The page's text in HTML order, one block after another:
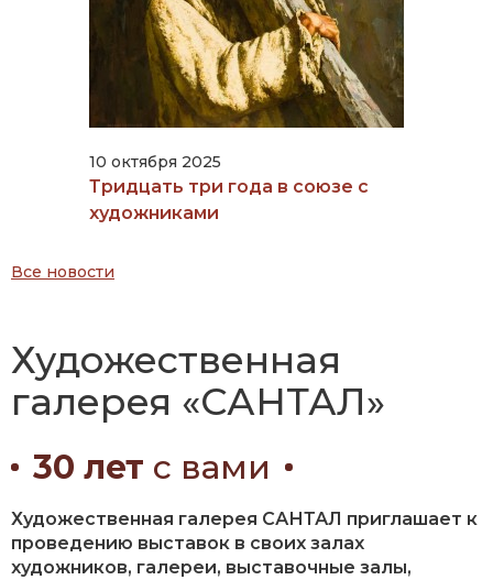
10 октября 2025
Тридцать три года в союзе с
художниками
Все новости
Художественная
галерея «САНТАЛ»
30 лет с вами
Художественная галерея САНТАЛ приглашает к
проведению выставок в своих залах
художников, галереи, выставочные залы,